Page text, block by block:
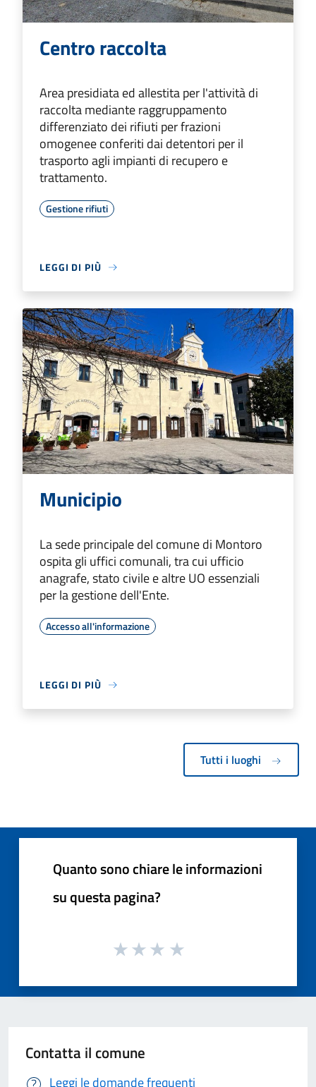
Centro raccolta
Area presidiata ed allestita per l'attività di
raccolta mediante raggruppamento
differenziato dei rifiuti per frazioni
omogenee conferiti dai detentori per il
trasporto agli impianti di recupero e
trattamento.
Gestione rifiuti
LEGGI DI PIÙ
Municipio
La sede principale del comune di Montoro
ospita gli uffici comunali, tra cui ufficio
anagrafe, stato civile e altre UO essenziali
per la gestione dell'Ente.
Accesso all'informazione
LEGGI DI PIÙ
Tutti i luoghi
Quanto sono chiare le informazioni
su questa pagina?
Contatta il comune
Leggi le domande frequenti